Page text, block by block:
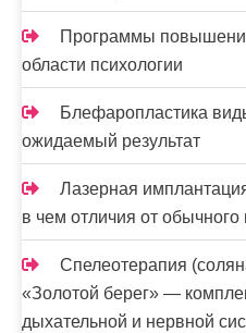
Программы
области психологии
Блефаропластика
ожидаемый результат
Лазерная
в чем отличия от обычного
Спелеотерапия
«Золотой берег» —
дыхательной и нервной